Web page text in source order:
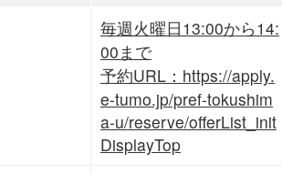
毎週火曜日13:00から14:
00まで
予約URL：https://apply.
e-tumo.jp/pref-tokushim
a-u/reserve/offerList_init
DisplayTop